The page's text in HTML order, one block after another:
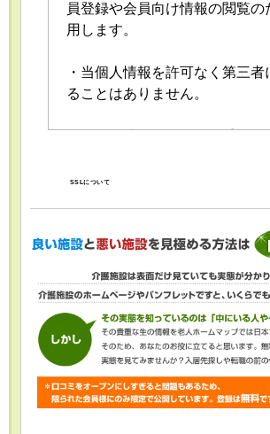
員登録や会員向け情報の閲覧の
用します。
・当個人情報を許可なく第三者
ることはありません。
おける個人情報の安全管理が図
・当個人情報の利用目的の通知
内容の訂正・追加または削除、
止・消去および第三者への提供
（「開示等」といいます。）を
ております。開示等の求めは、
「個人情報苦情及び相談窓口」
けます。
SSLについて